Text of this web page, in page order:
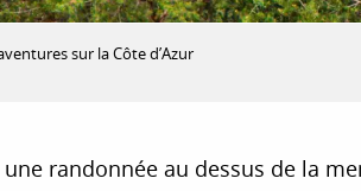
sur la Côte d’Azur
randonnée au dessus de la